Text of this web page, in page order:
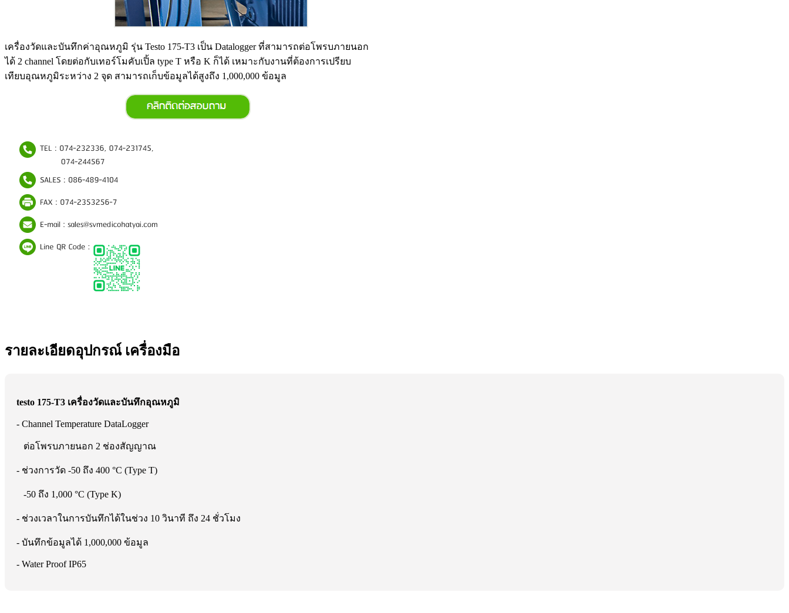
เครื่องวัดและบันทึกค่าอุณหภูมิ รุ่น Testo 175-T3 เป็น Datalogger ที่สามารถต่อโพรบภายนอก
ได้ 2 channel โดยต่อกับเทอร์โมคับเปิ้ล type T หรือ K ก็ได้ เหมาะกับงานที่ต้องการเปรียบ
เทียบอุณหภูมิระหว่าง 2 จุด สามารถเก็บข้อมูลได้สูงถึง 1,000,000 ข้อมูล
รายละเอียดอุปกรณ์ เครื่องมือ
testo 175-T3 เครื่องวัดและบันทึกอุณหภูมิ
- Channel Temperature DataLogger
ต่อโพรบภายนอก 2 ช่องสัญญาณ
- ช่วงการวัด -50 ถึง 400 °C (Type T)
-50 ถึง 1,000 °C (Type K)
- ช่วงเวลาในการบันทึกได้ในช่วง 10 วินาที ถึง 24 ชั่วโมง
- บันทึกข้อมูลได้ 1,000,000 ข้อมูล
- Water Proof IP65